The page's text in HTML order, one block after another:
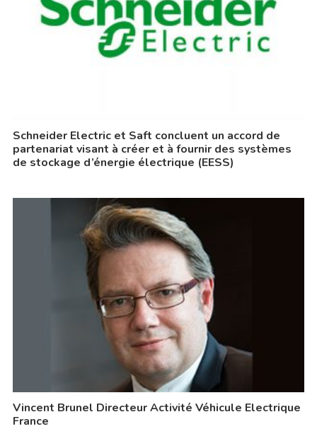
Schneider Electric et Saft concluent un accord de
partenariat visant à créer et à fournir des systèmes
de stockage d’énergie électrique (EESS)
Vincent Brunel Directeur Activité Véhicule Electrique
France